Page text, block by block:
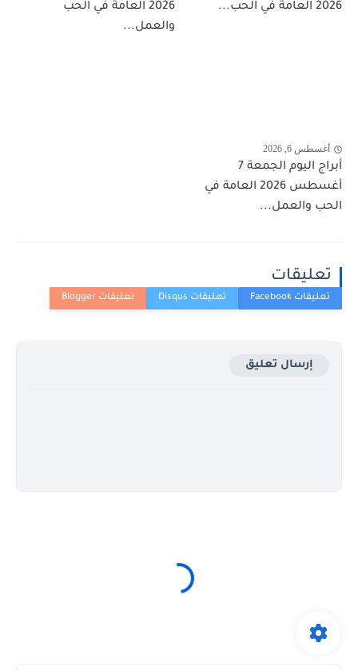
2026 العامة في الحب...
2026 العامة في الحب
والعمل...
أغسطس 6, 2026
أبراج اليوم الجمعة 7
أغسطس 2026 العامة في
الحب والعمل...
تعليقات
إرسال تعليق